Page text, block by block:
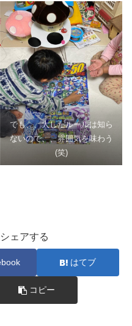
でも、、大したルールは知ら
ないので、、雰囲気を味わう
(笑)
ェアする
はてブ
コピー